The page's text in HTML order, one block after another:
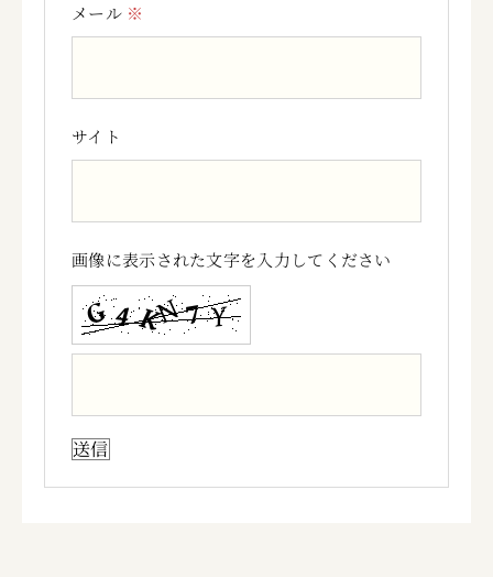
メール ※
サイト
画像に表示された文字を入力してください